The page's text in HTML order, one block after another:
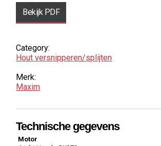
Bekijk PDF
Category:
Hout­ versnipperen/splijten
Merk:
Maxim
Technische gegevens
Motor